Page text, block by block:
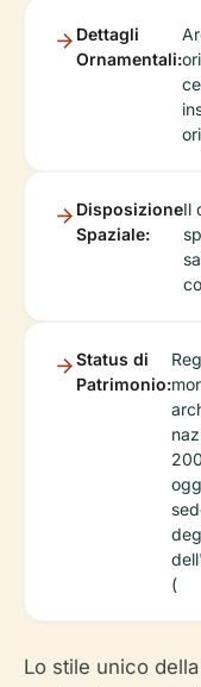
Dettagli
Ornamentali:
Disposizione
Spaziale:
Il
Status di
Patrimonio:
(
Lo stile unico